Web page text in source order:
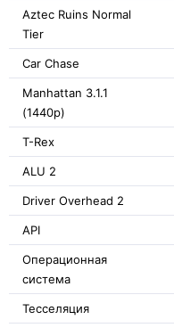
Aztec Ruins Normal
Tier
Car Chase
Manhattan 3.1.1
(1440p)
T-Rex
ALU 2
Driver Overhead 2
API
Операционная
система
Тесселяция